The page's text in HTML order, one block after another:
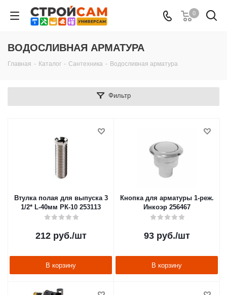
0
ВОДОСЛИВНАЯ АРМАТУРА
Главная - Каталог - Сантехника - Водосливная арматура
Фильтр
Втулка полая для выпуска 3
1/2* L-40мм РК-10 253113
212руб./шт
В корзину
Кнопка для арматуры 1-реж.
Инкоэр 256467
93руб./шт
В корзину